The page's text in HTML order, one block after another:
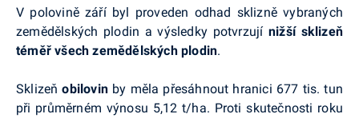
V polovině září byl proveden odhad sklizně vybraných
zemědělských plodin a výsledky potvrzujínižší sklizeň
téměř všech zemědělských plodin.
Sklizeňobilovin by měla přesáhnout hranici 677 tis. tun
při průměrném výnosu 5,12 t/ha. Proti skutečnosti roku